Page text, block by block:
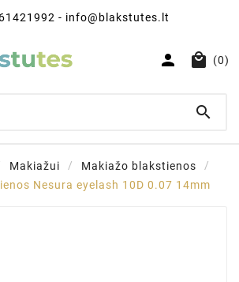
- info@blakstutes.lt
  (0)

Makiažui
Makiažo blakstienos
Nesura eyelash 10D 0.07 14mm